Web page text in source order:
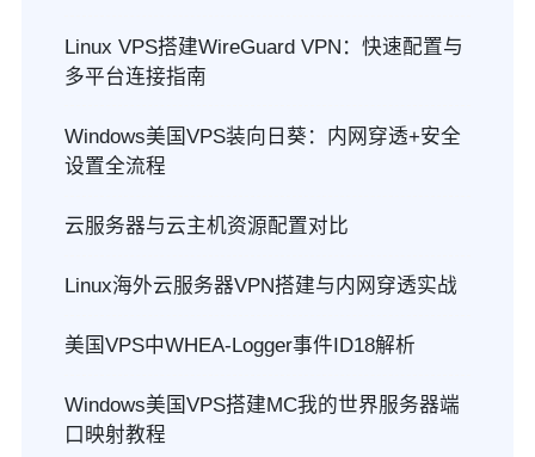
Linux VPS搭建WireGuard VPN：快速配置与
多平台连接指南
Windows美国VPS装向日葵：内网穿透+安全
设置全流程
云服务器与云主机资源配置对比
Linux海外云服务器VPN搭建与内网穿透实战
美国VPS中WHEA-Logger事件ID18解析
Windows美国VPS搭建MC我的世界服务器端
口映射教程